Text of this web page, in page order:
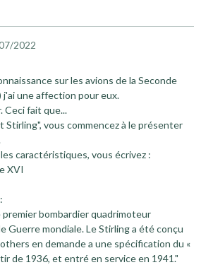
2022
sur les avions de la Seconde
j'ai une affection pour eux.
Ceci fait que...
Stirling", vous commencez à le présenter
caractéristiques, vous écrivez :
XVI
bombardier quadrimoteur
Guerre mondiale. Le Stirling a été conçu
en demande a une spécification du «
de 1936, et entré en service en 1941."